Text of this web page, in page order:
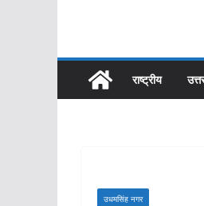
राष्ट्रीय
उधमसिंह नगर